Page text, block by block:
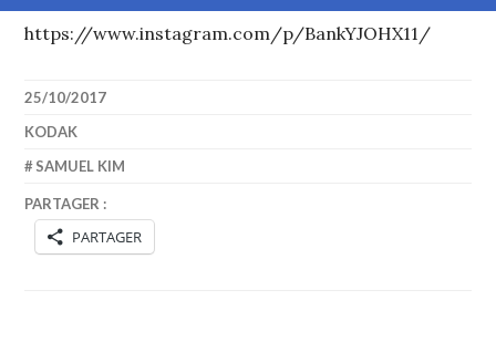
https://www.instagram.com/p/BankYJOHX11/
25/10/2017
KODAK
SAMUEL KIM
PARTAGER :
PARTAGER